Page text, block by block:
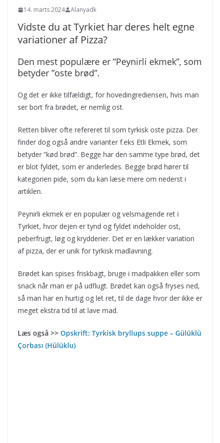
14. marts 2024 Alanyadk
Vidste du at Tyrkiet har deres helt egne
variationer af Pizza?
Den mest populære er ”Peynirli ekmek”, som
betyder ”oste brød”.
Og det er ikke tilfældigt, for hovedingrediensen, hvis man
ser bort fra brødet, er nemlig ost.
Retten bliver ofte refereret til som tyrkisk oste pizza. Der
finder dog også andre varianter f.eks Etli Ekmek, som
betyder ”kød brød”. Begge har den samme type brød, det
er blot fyldet, som er anderledes. Begge brød hører til
kategorien pide, som du kan læse mere om nederst i
artiklen.
Peynirli ekmek er en populær og velsmagende ret i
Tyrkiet, hvor dejen er tynd og fyldet indeholder ost,
peberfrugt, løg og krydderier. Det er en lækker variation
af pizza, der er unik for tyrkisk madlavning.
Brødet kan spises friskbagt, bruge i madpakken eller som
snack når man er på udflugt. Brødet kan også fryses ned,
så man har en hurtig og let ret, til de dage hvor der ikke er
meget ekstra tid til at lave mad.
Læs også >> Opskrift: Tyrkisk bryllups suppe – Gülüklü
Çorbası (Hülüklu)